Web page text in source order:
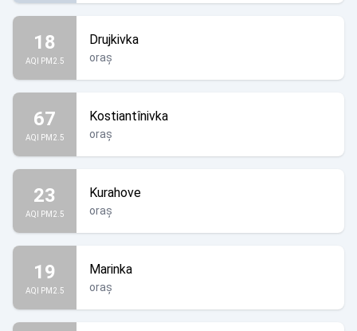
18
AQI PM2.5
Drujkivka
oraș
67
AQI PM2.5
Kostiantînivka
oraș
23
AQI PM2.5
Kurahove
oraș
19
AQI PM2.5
Marinka
oraș